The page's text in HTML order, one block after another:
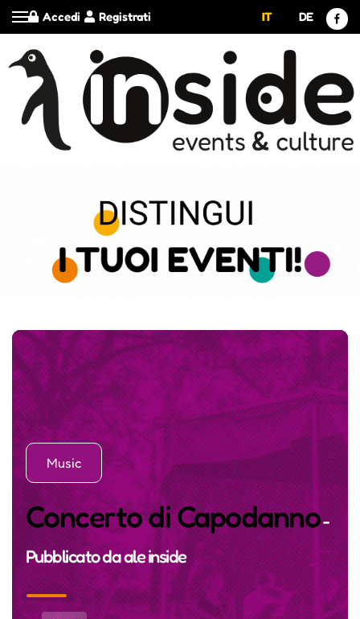
Registrati
Accedi IT DE
Music
Concerto di Capodanno-
Pubblicato daale inside